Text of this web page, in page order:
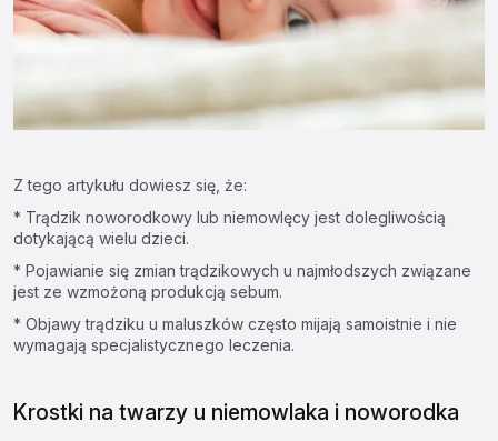
Z tego artykułu dowiesz się, że:
* Trądzik noworodkowy lub niemowlęcy jest dolegliwością
dotykającą wielu dzieci.
* Pojawianie się zmian trądzikowych u najmłodszych związane
jest ze wzmożoną produkcją sebum.
* Objawy trądziku u maluszków często mijają samoistnie i nie
wymagają specjalistycznego leczenia.
Krostki na twarzy u niemowlaka i noworodka